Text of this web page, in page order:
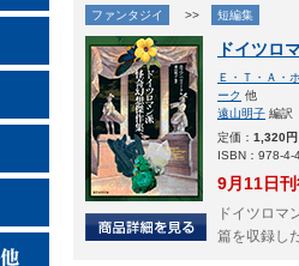
ファンタジイ >> 短編集
ドイツロ
Ｅ・Ｔ・Ａ・
ーク 他
遠山明子 編訳
定価： 1,320円
ISBN：978-
9月11日
ドイツロマ
篇を収録し